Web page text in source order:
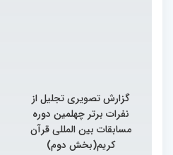
گزارش تصویری تجلیل از
نفرات برتر چهلمین دوره
مسابقات بین المللی قرآن
کریم(بخش دوم)